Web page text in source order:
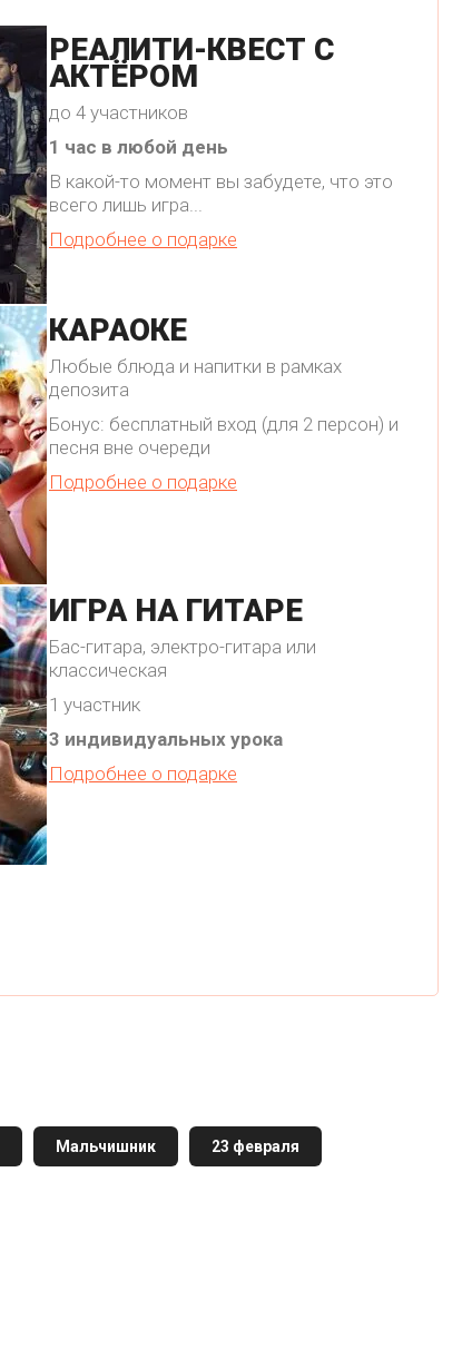
РЕАЛИТИ-КВЕСТ С
АКТЁРОМ
до 4 участников
1 час в любой день
В какой-то момент вы забудете, что это
всего лишь игра...
Подробнее о подарке
КАРАОКЕ
Любые блюда и напитки в рамках
депозита
Бонус: бесплатный вход (для 2 персон) и
песня вне очереди
Подробнее о подарке
ИГРА НА ГИТАРЕ
Бас-гитара, электро-гитара или
классическая
1 участник
3 индивидуальных урока
Подробнее о подарке
Мальчишник 23 февраля